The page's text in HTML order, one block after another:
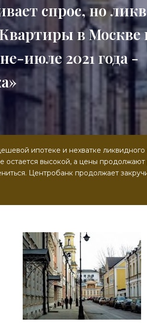
спрос, но
в Москве
июле 2021 года -
ипотеке и нехватке
остается высокой, а цены
Центробанк продолжает